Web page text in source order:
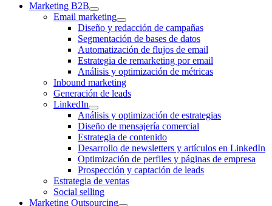
Marketing B2B
Email marketing
Diseño y redacción de campañas
Segmentación de bases de datos
Automatización de flujos de email
Estrategia de remarketing por email
Análisis y optimización de métricas
Inbound marketing
Generación de leads
LinkedIn
Análisis y optimización de estrategias
Diseño de mensajería comercial
Estrategia de contenido
Desarrollo de newsletters y artículos en LinkedIn
Optimización de perfiles y páginas de empresa
Prospección y captación de leads
Estrategia de ventas
Social selling
Marketing Outsourcing